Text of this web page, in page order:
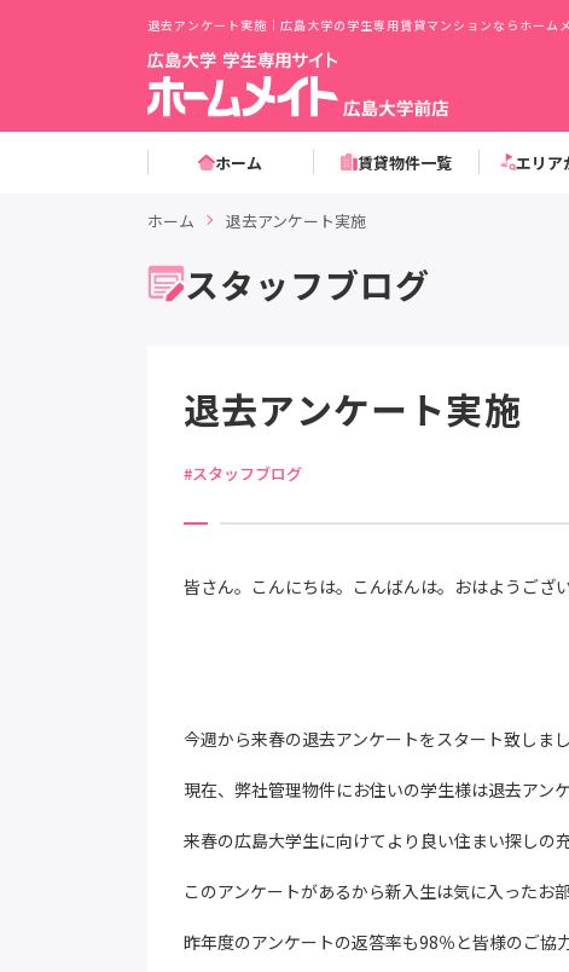
退去アンケート実施｜広島大学の学生専用賃貸マンションならホーム
ホーム 賃貸物件一覧 エリア
ホーム 退去アンケート実施
スタッフブログ
退去アンケート実施
#スタッフブログ
皆さん。こんにちは。こんばんは。おはようござ
今週から来春の退去アンケートをスタート致しまし
現在、弊社管理物件にお住いの学生様は退去アン
来春の広島大学生に向けてより良い住まい探しの
このアンケートがあるから新入生は気に入ったお
昨年度のアンケートの返答率も98％と皆様のご協